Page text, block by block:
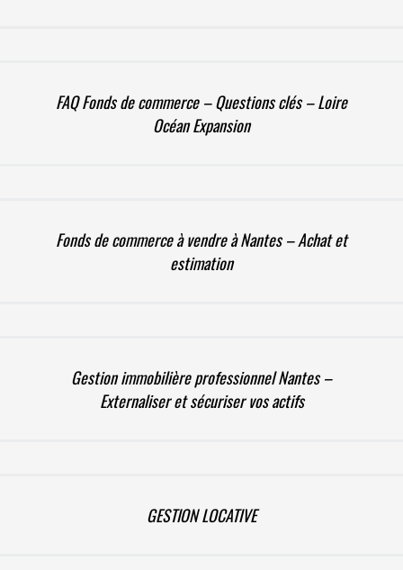
FAQ Fonds de commerce – Questions clés – Loire
Océan Expansion
Fonds de commerce à vendre à Nantes – Achat et
estimation
Gestion immobilière professionnel Nantes –
Externaliser et sécuriser vos actifs
GESTION LOCATIVE